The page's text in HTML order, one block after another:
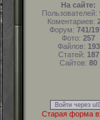
На сайте:
Пользователей:
Коментариев:
Форум: 741/
Фото: 257
Файлов: 193
Статей: 187
Сайтов: 80
Войти через
Старая форма